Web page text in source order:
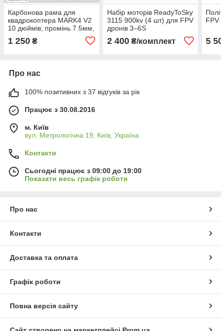
Карбонова рама для
квадрокоптера MARK4 V2
10 дюймів, промінь 7.5мм,
1 250 ₴
Набір моторів ReadyToSky
3115 900kv (4 шт) для FPV
дронів 3–6S
2 400₴/комплект 5
Про нас
100% позитивних з 37 відгуків за рік
Працює з 30.08.2016
м. Київ
вул. Метрологічна 19, Київ, Україна
Контакти
Сьогодні працює з 09:00 до 19:00
Показати весь графік роботи
Про нас
Контакти
Доставка та оплата
Графік роботи
Повна версія сайту